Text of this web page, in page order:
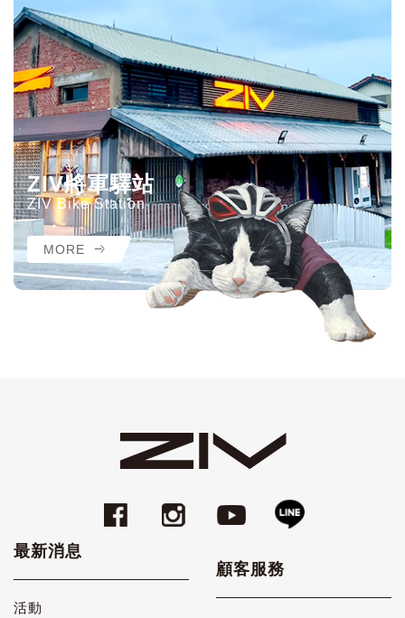
ZIV將軍驛站
ZIV Bike Station
MORE
最新消息
活動
顧客服務